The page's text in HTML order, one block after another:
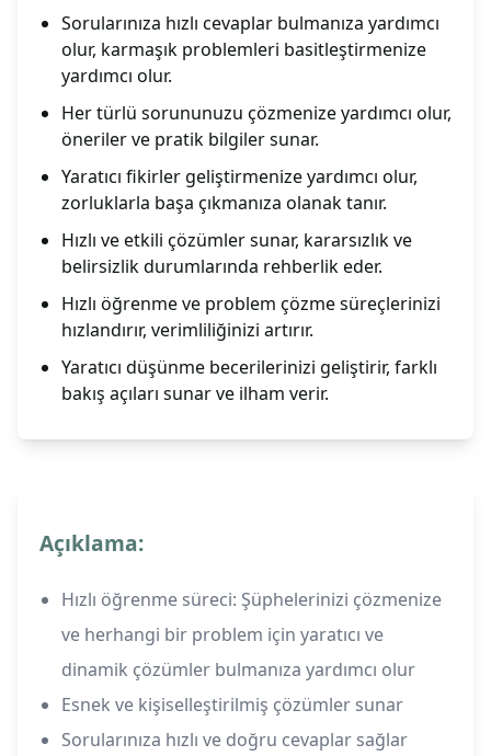
Sorularınıza hızlı cevaplar bulmanıza yardımcı
olur, karmaşık problemleri basitleştirmenize
yardımcı olur.
Her türlü sorununuzu çözmenize yardımcı olur,
öneriler ve pratik bilgiler sunar.
Yaratıcı fikirler geliştirmenize yardımcı olur,
zorluklarla başa çıkmanıza olanak tanır.
Hızlı ve etkili çözümler sunar, kararsızlık ve
belirsizlik durumlarında rehberlik eder.
Hızlı öğrenme ve problem çözme süreçlerinizi
hızlandırır, verimliliğinizi artırır.
Yaratıcı düşünme becerilerinizi geliştirir, farklı
bakış açıları sunar ve ilham verir.
Açıklama:
Hızlı öğrenme süreci: Şüphelerinizi çözmenize
ve herhangi bir problem için yaratıcı ve
dinamik çözümler bulmanıza yardımcı olur
Esnek ve kişiselleştirilmiş çözümler sunar
Sorularınıza hızlı ve doğru cevaplar sağlar